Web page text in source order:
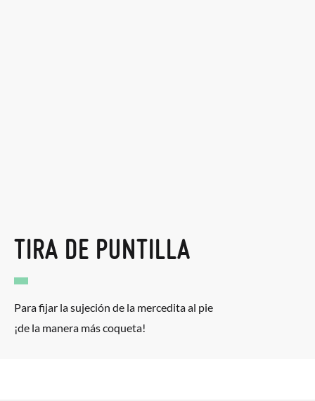
TIRA DE PUNTILLA
Para fijar la sujeción de la mercedita al pie
¡de la manera más coqueta!